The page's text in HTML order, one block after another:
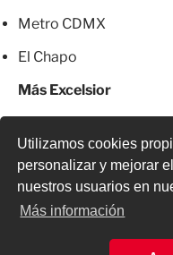
Utilizamos cookies
personalizar y mejorar
nuestros usuarios en
Más información
Metro CDMX
El Chapo
Más Excelsior
© 2026 Todos los derechos
o parcial,